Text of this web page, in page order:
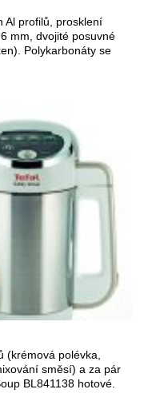
Al profi­lů, prosklení
mm, dvojité posuvné
Polykarbonáty se
(krémová polévka,
směsí) a za pár
BL841138 hotové.